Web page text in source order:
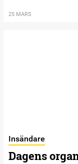
25 MARS
Insändare
Dagens